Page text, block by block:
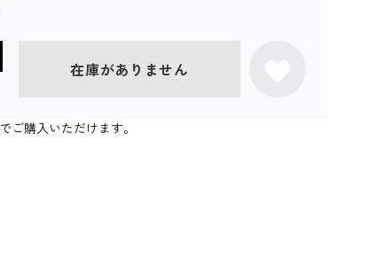
在庫がありません
ご購入いただけます。